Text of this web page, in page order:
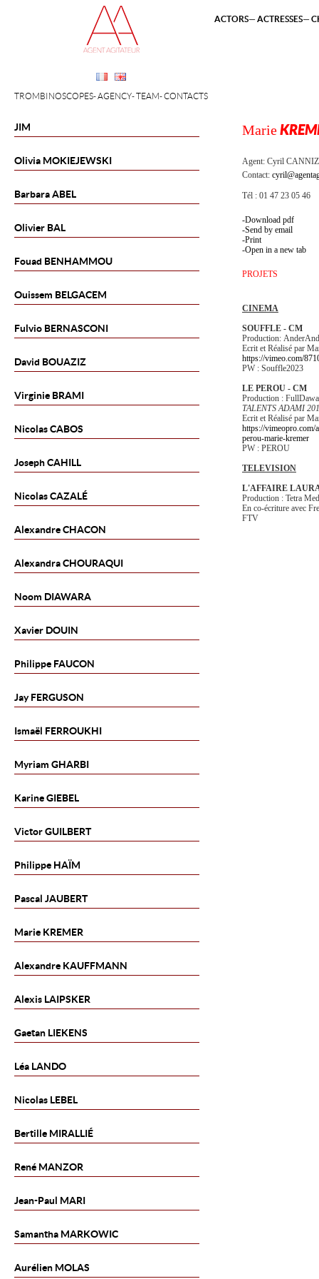
JIM
Olivia MOKIEJEWSKI
BarbaraABEL
Olivier BAL
Fouad BENHAMMOU
Ouissem BELGACEM
Fulvio BERNASCONI
David BOUAZIZ
Virginie BRAMI
NicolasCABOS
JosephCAHILL
NicolasCAZALÉ
AlexandreCHACON
AlexandraCHOURAQUI
Noom DIAWARA
Xavier DOUIN
Philippe FAUCON
JayFERGUSON
Ismaël FERROUKHI
Myriam GHARBI
KarineGIEBEL
VictorGUILBERT
Philippe HAÏM
Pascal JAUBERT
Marie KREMER
Alexandre KAUFFMANN
Alexis LAIPSKER
Gaetan LIEKENS
Léa LANDO
Nicolas LEBEL
Bertille MIRALLIÉ
René MANZOR
Jean-Paul MARI
Samantha MARKOWIC
Aurélien MOLAS
TROMBINOSCOPES AGENCY TEAM CONTACTS
ACTORS ACTRESSES
Marie
Agent: Cyril
Contact:
Tél : 01 47 23 05 46
Download pdf
Send by email
Print
Open in a new tab
PROJETS
CINEMA
SOUFFLE - CM
Production:
Ecrit et Réalisé par
https://vimeo.com/
PW : Souffle2023
LE PEROU - CM
Production :
TALENTS ADAMI
Ecrit et Réalisé par
https://vimeopro.com/
perou-marie-kremer
PW : PEROU
TELEVISION
L'AFFAIRE
Production : Tetra
En co-écriture avec
FTV